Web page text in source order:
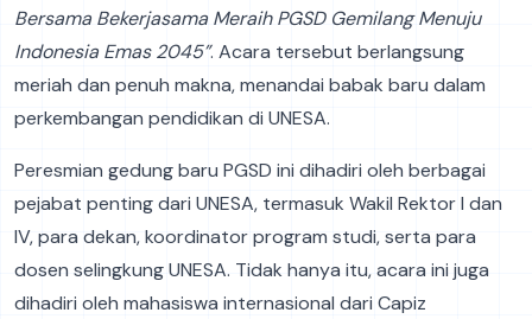
Bersama Bekerjasama Meraih PGSD Gemilang Menuju
Indonesia Emas 2045”. Acara tersebut berlangsung
meriah dan penuh makna, menandai babak baru dalam
perkembangan pendidikan di UNESA.
Peresmian gedung baru PGSD ini dihadiri oleh berbagai
pejabat penting dari UNESA, termasuk Wakil Rektor I dan
IV, para dekan, koordinator program studi, serta para
dosen selingkung UNESA. Tidak hanya itu, acara ini juga
dihadiri oleh mahasiswa internasional dari Capiz